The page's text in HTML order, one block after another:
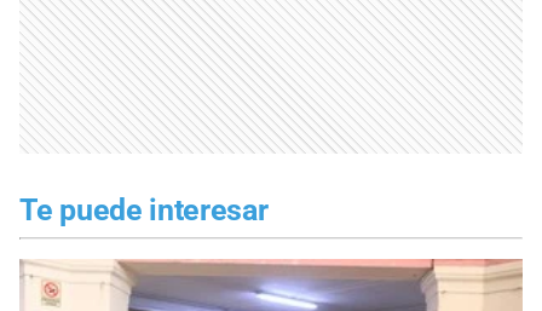
Te puede interesar